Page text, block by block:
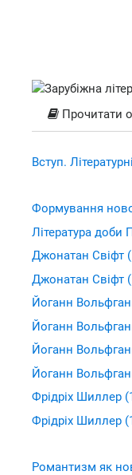
Прочитати
Вступ.
Формування
Література доби
Джонатан Свіфт
Джонатан Свіфт
Йоганн
Йоганн
Йоганн
Йоганн
Фрідріх Шиллер
Фрідріх Шиллер
Романтизм як